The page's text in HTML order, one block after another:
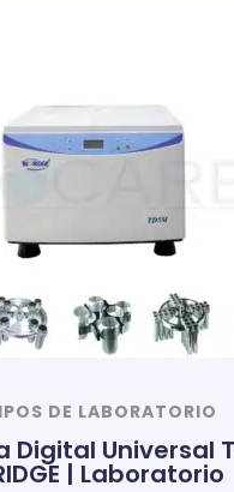
DE LABORATORIO
Universal
| Laboratorio